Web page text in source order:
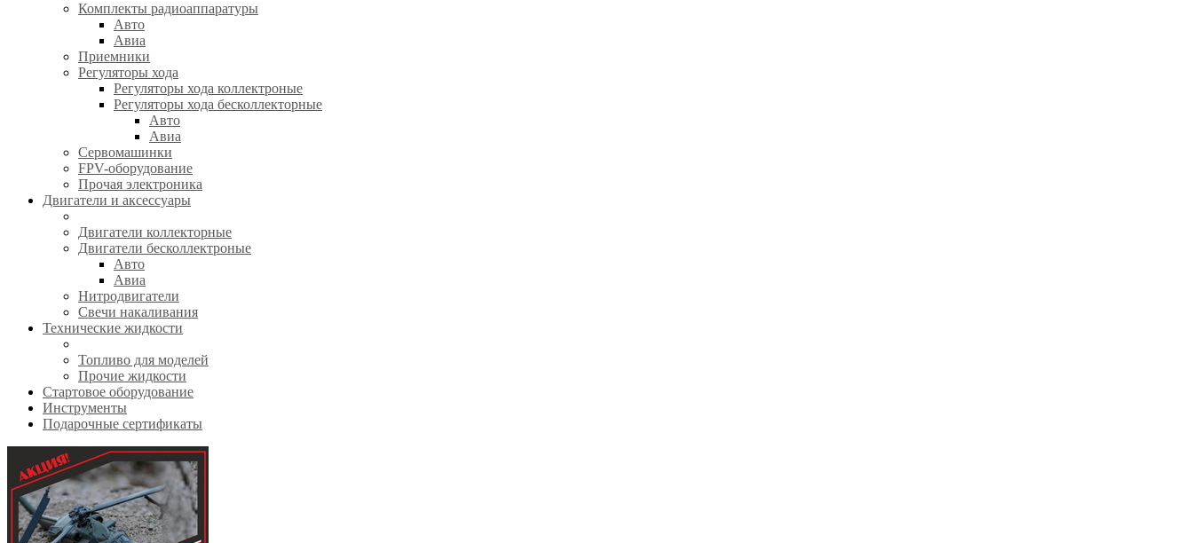
Комплекты радиоаппаратуры
Авто
Авиа
Приемники
Регуляторы хода
Регуляторы хода коллектроные
Регуляторы хода бесколлекторные
Авто
Авиа
Сервомашинки
FPV-оборудование
Прочая электроника
Двигатели и аксессуары
Двигатели коллекторные
Двигатели бесколлектроные
Авто
Авиа
Нитродвигатели
Свечи накаливания
Технические жидкости
Топливо для моделей
Прочие жидкости
Стартовое оборудование
Инструменты
Подарочные сертификаты